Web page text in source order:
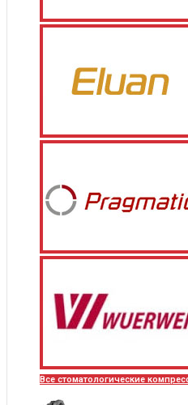
Все стоматологические